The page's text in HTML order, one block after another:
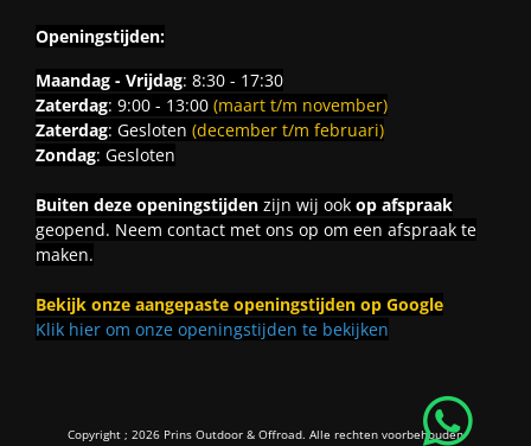
Openingstijden:
Maandag - Vrijdag: 8:30 - 17:30
Zaterdag: 9:00 - 13:00 (maart t/m november)
Zaterdag: Gesloten (december t/m februari)
Zondag: Gesloten
Buiten deze openingstijdenzijn wij ook op afspraak
geopend. Neem contact met ons op om een afspraak te
maken.
Bekijk onze aangepaste openingstijden op Google
Klik hier om onze openingstijden te bekijken
Copyright ; 2026 Prins Outdoor & Offroad. Alle rechten voorbehouden